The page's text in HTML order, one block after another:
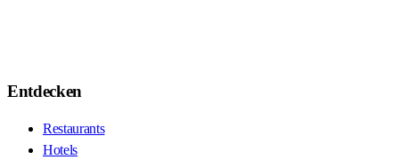
Entdecken
Restaurants
Hotels